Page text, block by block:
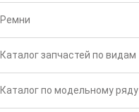
Ремни
Каталог запчастей по видам
Каталог по модельному ряду